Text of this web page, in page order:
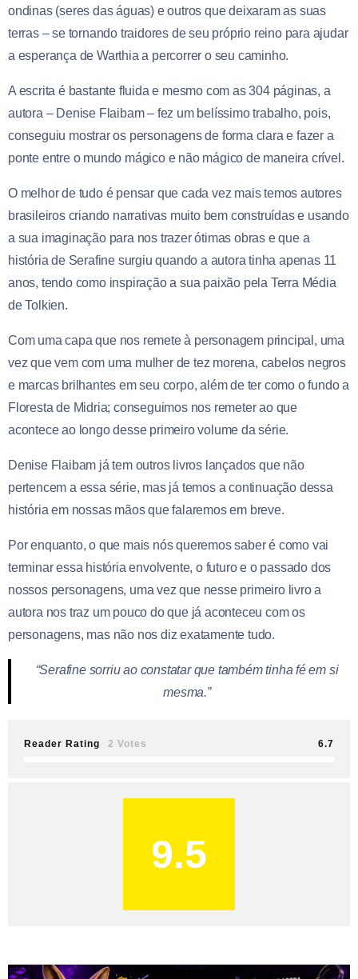
ondinas (seres das águas) e outros que deixaram as suas
terras – se tornando traidores de seu próprio reino para ajudar
a esperança de Warthia a percorrer o seu caminho.
A escrita é bastante fluida e mesmo com as 304 páginas, a
autora – Denise Flaibam – fez um belíssimo trabalho, pois,
conseguiu mostrar os personagens de forma clara e fazer a
ponte entre o mundo mágico e não mágico de maneira crível.
O melhor de tudo é pensar que cada vez mais temos autores
brasileiros criando narrativas muito bem construídas e usando
a sua imaginação para nos trazer ótimas obras e que a
história de Serafine surgiu quando a autora tinha apenas 11
anos, tendo como inspiração a sua paixão pela Terra Média
de Tolkien.
Com uma capa que nos remete à personagem principal, uma
vez que vem com uma mulher de tez morena, cabelos negros
e marcas brilhantes em seu corpo, além de ter como o fundo a
Floresta de Midria; conseguimos nos remeter ao que
acontece ao longo desse primeiro volume da série.
Denise Flaibam já tem outros livros lançados que não
pertencem a essa série, mas já temos a continuação dessa
história em nossas mãos que falaremos em breve.
Por enquanto, o que mais nós queremos saber é como vai
terminar essa história envolvente, o futuro e o passado dos
nossos personagens, uma vez que nesse primeiro livro a
autora nos traz um pouco do que já aconteceu com os
personagens, mas não nos diz exatamente tudo.
“Serafine sorriu ao constatar que também tinha fé em si
mesma.”
Reader Rating 2 Votes 6.7
9.5